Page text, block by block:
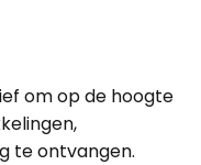
om op de hoogte
te ontvangen.